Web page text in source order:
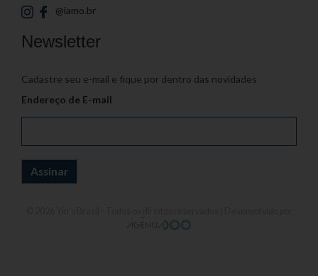
@iamo.br
Newsletter
Cadastre seu e-mail e fique por dentro das novidades
Endereço de E-mail